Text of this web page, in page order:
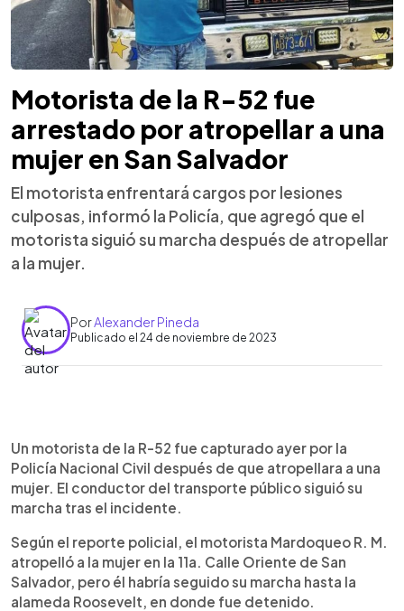
Motorista de la R-52 fue
arrestado por atropellar a una
mujer en San Salvador
El motorista enfrentará cargos por lesiones
culposas, informó la Policía, que agregó que el
motorista siguió su marcha después de atropellar
a la mujer.
PorAlexander Pineda
Publicado el 24 de noviembre de 2023
► Escuchar artículo
Un motorista de la R-52 fue capturado ayer por la
Policía Nacional Civil después de que atropellara a una
mujer. El conductor del transporte público siguió su
marcha tras el incidente.
Según el reporte policial, el motorista Mardoqueo R. M.
atropelló a la mujer en la 11a. Calle Oriente de San
Salvador, pero él habría seguido su marcha hasta la
alameda Roosevelt, en donde fue detenido.